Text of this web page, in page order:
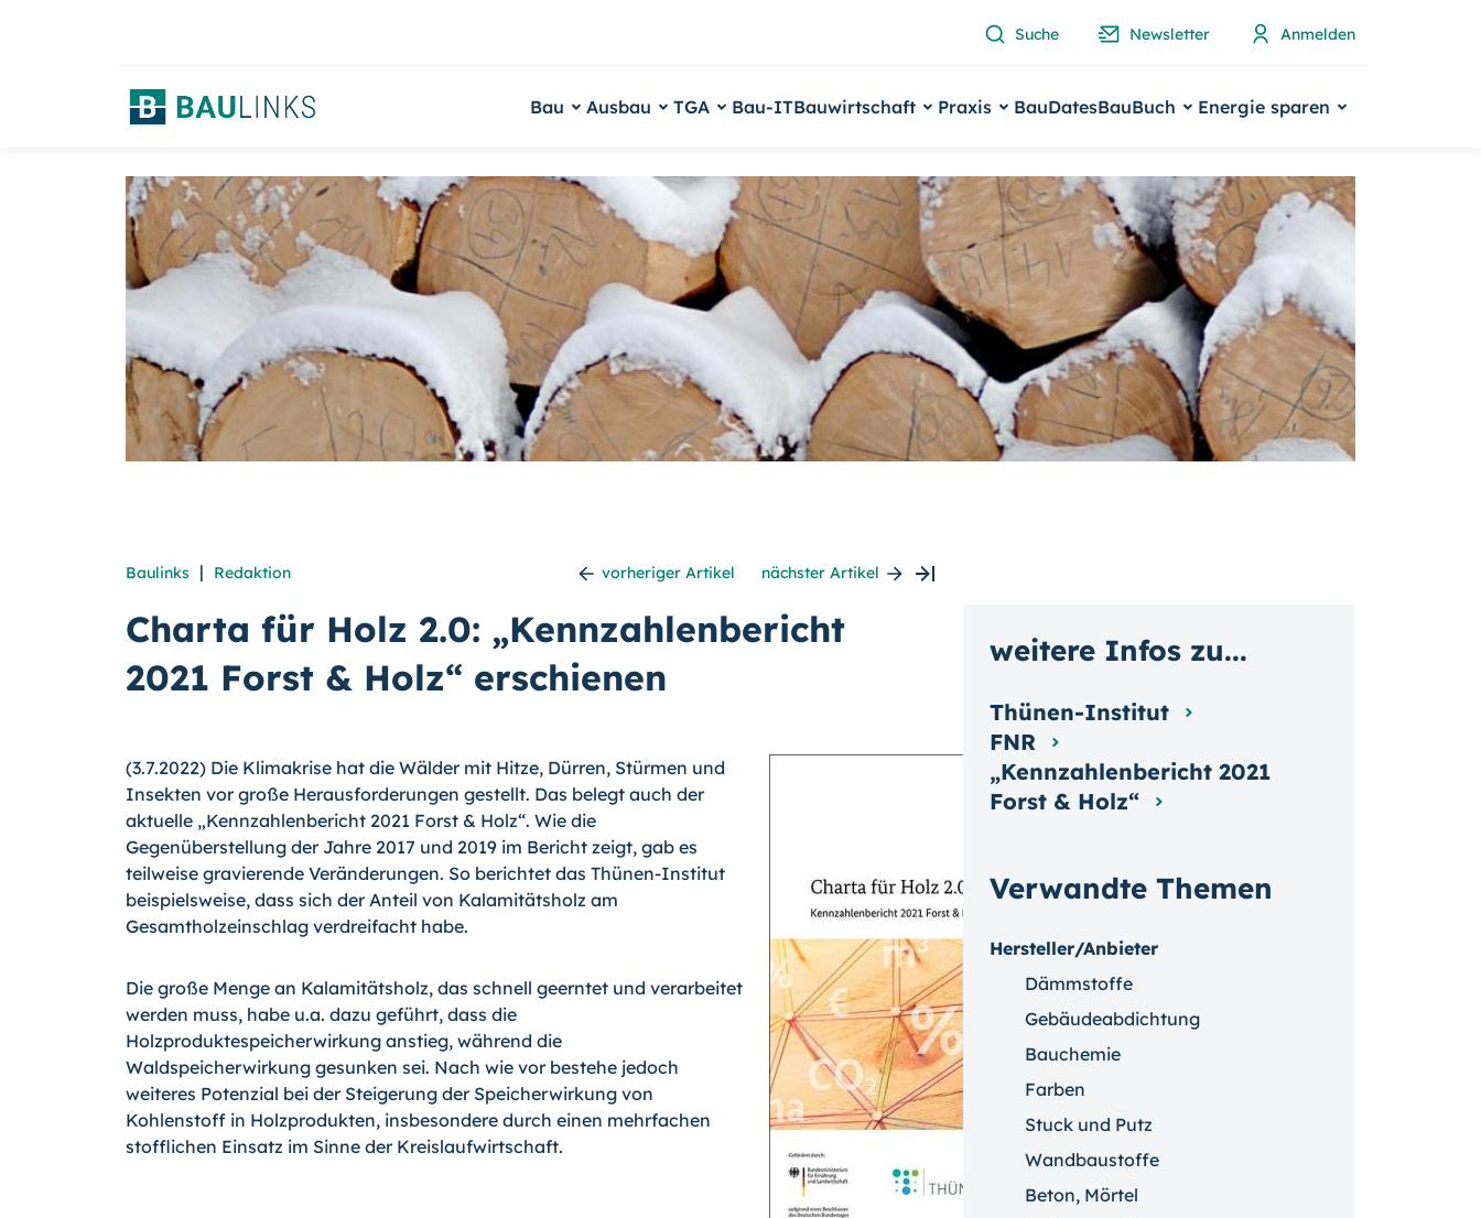
Suche Newsletter Anmelden
Bau Ausbau TGA Bau-ITBauwirtschaft Praxis BauDatesBauBuch Energie sparen
Baulinks | Redaktion vorheriger Artikel nächster Artikel
Charta für Holz 2.0: „Kennzahlenbericht
2021 Forst & Holz“ erschienen
(3.7.2022) Die Klimakrise hat die Wälder mit Hitze, Dürren, Stürmen und
Insekten vor große Herausforderungen gestellt. Das belegt auch der
aktuelle „Kennzahlenbericht 2021 Forst & Holz“. Wie die
Gegenüberstellung der Jahre 2017 und 2019 im Bericht zeigt, gab es
teilweise gravierende Veränderungen. So berichtet das Thünen-Institut
beispielsweise, dass sich der Anteil von Kalamitätsholz am
Gesamtholzeinschlag verdreifacht habe.
Die große Menge an Kalamitätsholz, das schnell geerntet und verarbeitet
werden muss, habe u.a. dazu geführt, dass die
Holzproduktespeicherwirkung anstieg, während die
Waldspeicherwirkung gesunken sei. Nach wie vor bestehe jedoch
weiteres Potenzial bei der Steigerung der Speicherwirkung von
Kohlenstoff in Holzprodukten, insbesondere durch einen mehrfachen
stofflichen Einsatz im Sinne der Kreislaufwirtschaft.
Verwandte Themen
Hersteller/Anbieter
Dämmstoffe
Gebäudeabdichtung
Bauchemie
Farben
Stuck und Putz
Wandbaustoffe
Beton, Mörtel
weitere Infos zu...
Thünen-Institut
FNR
„Kennzahlenbericht 2021
Forst & Holz“